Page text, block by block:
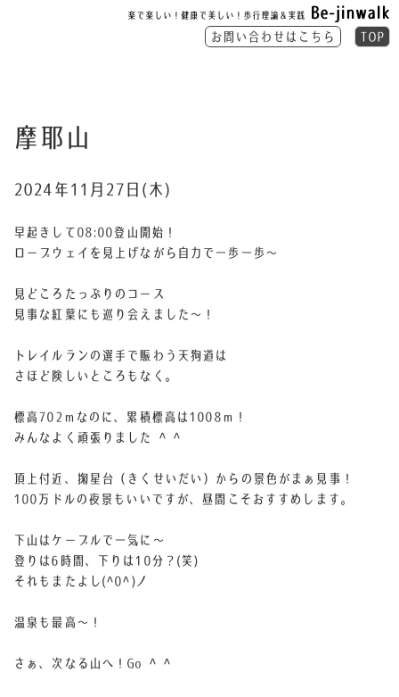
楽で楽しい！健康で美しい！歩行理論＆実践 Be-jinwalk
お問い合わせはこちら TOP
摩耶山
2024年11月27日(木)
早起きして08:00登山開始！
ロープウェイを見上げながら自力で一歩一歩〜
見どころたっぷりのコース
見事な紅葉にも巡り会えました〜！
トレイルランの選手で賑わう天狗道は
さほど険しいところもなく。
標高702ｍなのに、累積標高は1008ｍ！
みんなよく頑張りました ^ ^
頂上付近、掬星台（きくせいだい）からの景色がまぁ見事！
100万ドルの夜景もいいですが、昼間こそおすすめします。
下山はケーブルで一気に〜
登りは6時間、下りは10分？(笑)
それもまたよし(^0^)ノ
温泉も最高〜！
さぁ、次なる山へ！Go ^ ^